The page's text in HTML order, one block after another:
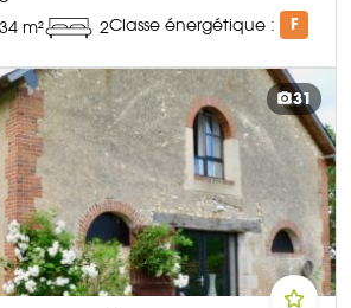
m² 2Classe énergétique : F
31